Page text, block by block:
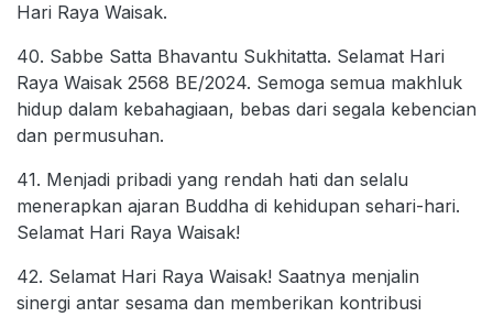
Hari Raya Waisak.
40. Sabbe Satta Bhavantu Sukhitatta. Selamat Hari
Raya Waisak 2568 BE/2024. Semoga semua makhluk
hidup dalam kebahagiaan, bebas dari segala kebencian
dan permusuhan.
41. Menjadi pribadi yang rendah hati dan selalu
menerapkan ajaran Buddha di kehidupan sehari-hari.
Selamat Hari Raya Waisak!
42. Selamat Hari Raya Waisak! Saatnya menjalin
sinergi antar sesama dan memberikan kontribusi